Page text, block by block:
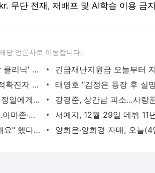
무단 전재, 재배포 및 AI학습 이용 금지
당 언론사로 이동합니다.
코로나 재유행 대비 '호흡기 전담 클리닉' 지정·운영
신규확진 8명 모두 해외유입..누적확진자 1만801명
김연자, 평양공연 만찬때 만난 김정일에게 갑자기..
AI가 실시간으로 가격도 바꾼다…아마존·우버 성공 뒤엔 ‘다이내믹 프라이싱’- 매경ECONOMY
이찬원, 이태원 참사에 "노래 못해요" 했다가 봉변 당했다 - 스타투데이